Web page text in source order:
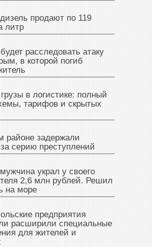
продают по 119
литр
расследовать атаку
в которой погиб
в логистике: полный
тарифов и скрытых
районе задержали
серию преступлений
украл у своего
2,6 млн рублей. Решил
на море
предприятия
расширили специальные
для жителей и